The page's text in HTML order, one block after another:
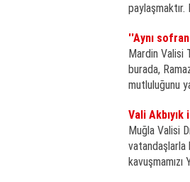
''Aynı
Mardin Valisi
burada,
mutluluğunu
Vali Akbıyık
Muğla Valisi
vatandaşlarla